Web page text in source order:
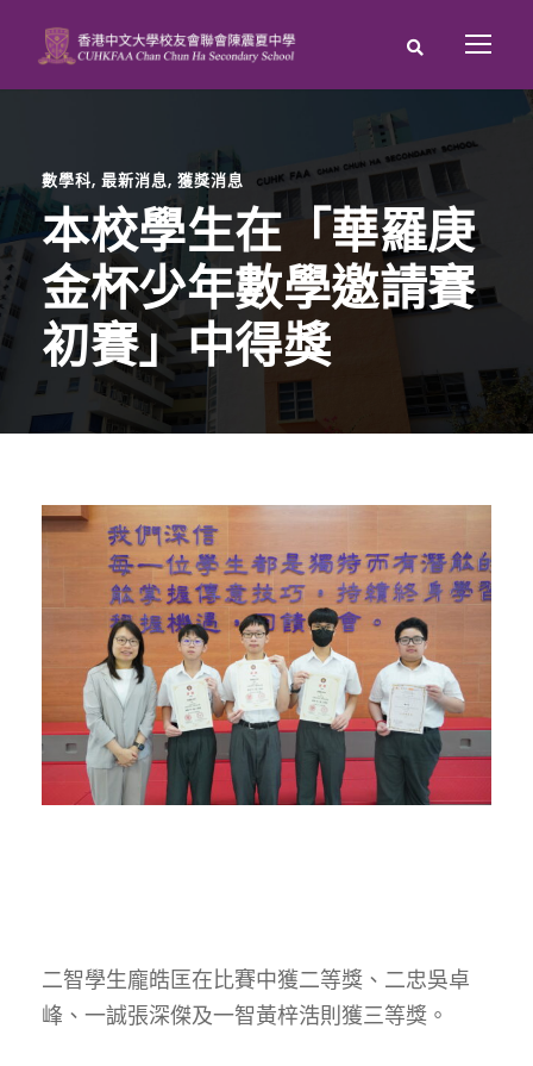
數學科, 最新消息, 獲獎消息
本校學生在「華羅庚
金杯少年數學邀請賽
初賽」中得獎
二智學生龐皓匡在比賽中獲二等獎、二忠吳卓
峰、一誠張深傑及一智黃梓浩則獲三等獎。